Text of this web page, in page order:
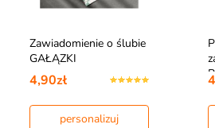
Zawiadomienie o ślubie
GAŁĄZKI
4,90zł
personalizuj